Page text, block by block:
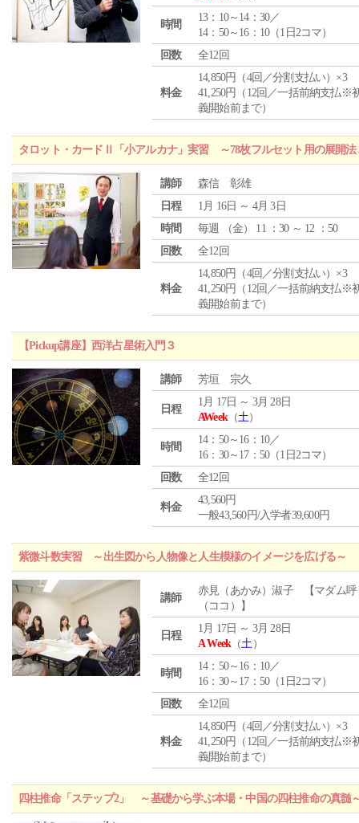
時間
13：10～14：30／
14：50～16：10（1日2コマ）
回数
全12回
料金
14,850円（4回／分割支払い）×3
41,250円（12回／一括前納支払※
義開始前まで）
タロット・カードⅡ「小アルカナ」実習 ～78枚フルセット用の展開法
講師
森信 彰雄
日程
1月 16日 ～ 4月 3日
時間
毎週 （金） 11 ：30 ～ 12 ：50
回数
全12回
料金
14,850円（4回／分割支払い）×3
41,250円（12回／一括前納支払※
義開始前まで）
【Pickup講座】西洋占星術入門３
講師 芳垣 宗久
日程
1月 17日 ～ 3月 28日
AWeek（土）
時間
14：50～16：10／
16：30～17：50（1日2コマ）
回数
全12回
料金
43,560円
一般43,560円/入学者39,600円
紫微斗数実習 ～出生図から人物像と人生模様のイメージを広げる～
講師
赤見（あかみ）淑子 【マダム呼
（ココ）】
日程
1月 17日 ～ 3月 28日
A Week（土）
時間
14：50～16：10／
16：30～17：50（1日2コマ）
回数
全12回
料金
14,850円（4回／分割支払い）×3
41,250円（12回／一括前納支払※
義開始前まで）
四柱推命「ステップ2」 ～基礎から学ぶ本場・中国の四柱推命の真髄